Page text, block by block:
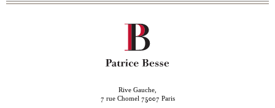
Rive Gauche,
7 rue Chomel 75007 Paris